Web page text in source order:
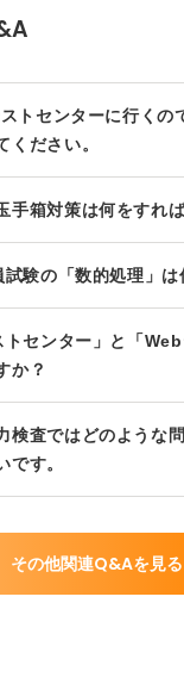
トセンターに行くの
ください。
手箱対策は何をすれ
験の「数的処理」は
トセンター」と「
か？
検査ではどのような
です。
その他関連Q&Aを見る